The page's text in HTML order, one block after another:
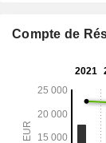
Compte de